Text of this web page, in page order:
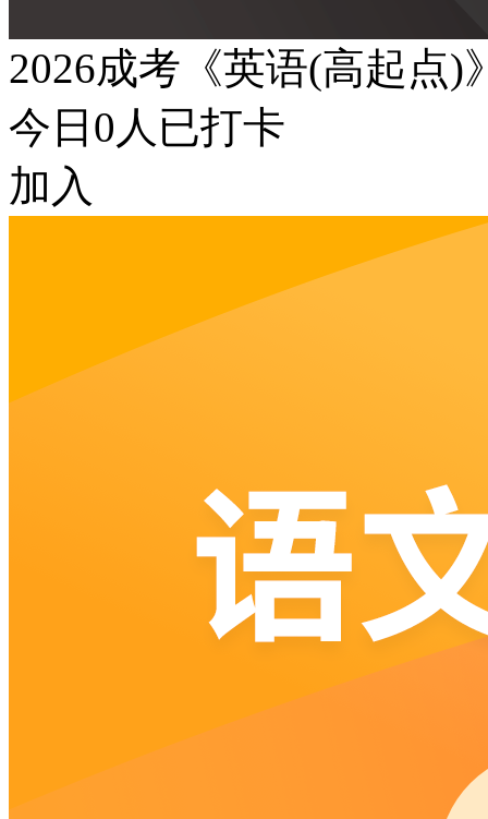
2026成考《英语(高起点)
今日 0 人已打卡
加入